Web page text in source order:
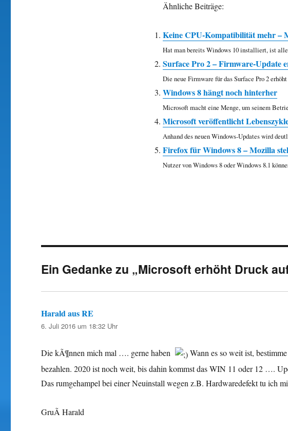
Ähnliche Beiträge:
Keine CPU-Kompatibilität mehr –
Hat man bereits Windows 10 installiert, ist
Surface Pro 2 – Firmware-Update
Die neue Firmware für das Surface Pro 2
Windows 8 hängt noch hinterher
Microsoft macht eine Menge, um seinem
Microsoft veröffentlicht
Anhand des neuen Windows-Updates wird
Firefox für Windows 8 – Mozilla
Nutzer von Windows 8 oder Windows 8.1
Ein Gedanke zu „Microsoft erhöht Druck
Harald aus RE
6. Juli 2016 um 18:32 Uhr
Die kÃ¶nnen mich mal …. gerne haben
Wann es so weit ist,
bezahlen. 2020 ist noch weit, bis dahin kommst das WIN 11 oder 12 ….
Das rumgehampel bei einer Neuinstall wegen z.B. Hardwaredefekt tu ich
GruÃ Harald